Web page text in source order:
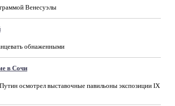
Венесуэлы
обнаженными
в Сочи
осмотрел выставочные павильоны экспозиции IX